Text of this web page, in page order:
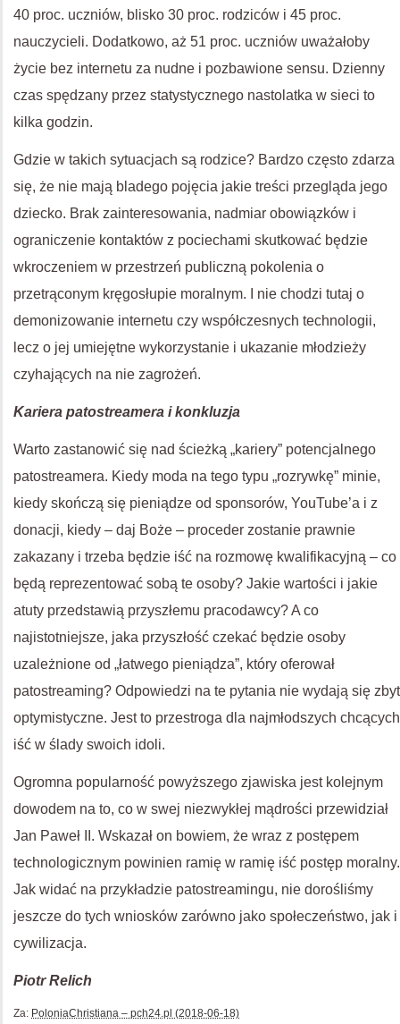
40 proc. uczniów, blisko 30 proc. rodziców i 45 proc.
nauczycieli. Dodatkowo, aż 51 proc. uczniów uważałoby
życie bez internetu za nudne i pozbawione sensu. Dzienny
czas spędzany przez statystycznego nastolatka w sieci to
kilka godzin.
Gdzie w takich sytuacjach są rodzice? Bardzo często zdarza
się, że nie mają bladego pojęcia jakie treści przegląda jego
dziecko. Brak zainteresowania, nadmiar obowiązków i
ograniczenie kontaktów z pociechami skutkować będzie
wkroczeniem w przestrzeń publiczną pokolenia o
przetrąconym kręgosłupie moralnym. I nie chodzi tutaj o
demonizowanie internetu czy współczesnych technologii,
lecz o jej umiejętne wykorzystanie i ukazanie młodzieży
czyhających na nie zagrożeń.
Kariera patostreamera i konkluzja
Warto zastanowić się nad ścieżką „kariery” potencjalnego
patostreamera. Kiedy moda na tego typu „rozrywkę” minie,
kiedy skończą się pieniądze od sponsorów, YouTube’a i z
donacji, kiedy – daj Boże – proceder zostanie prawnie
zakazany i trzeba będzie iść na rozmowę kwalifikacyjną – co
będą reprezentować sobą te osoby? Jakie wartości i jakie
atuty przedstawią przyszłemu pracodawcy? A co
najistotniejsze, jaka przyszłość czekać będzie osoby
uzależnione od „łatwego pieniądza”, który oferował
patostreaming? Odpowiedzi na te pytania nie wydają się zbyt
optymistyczne. Jest to przestroga dla najmłodszych chcących
iść w ślady swoich idoli.
Ogromna popularność powyższego zjawiska jest kolejnym
dowodem na to, co w swej niezwykłej mądrości przewidział
Jan Paweł II. Wskazał on bowiem, że wraz z postępem
technologicznym powinien ramię w ramię iść postęp moralny.
Jak widać na przykładzie patostreamingu, nie dorośliśmy
jeszcze do tych wniosków zarówno jako społeczeństwo, jak i
cywilizacja.
Piotr Relich
Za: PoloniaChristiana – pch24.pl (2018-06-18)